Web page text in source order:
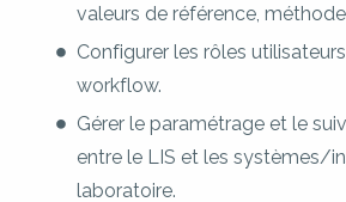
valeurs de référence,
Configurer les rôles
workflow.
Gérer le paramétrage et le
entre le LIS et les systèmes/
laboratoire.